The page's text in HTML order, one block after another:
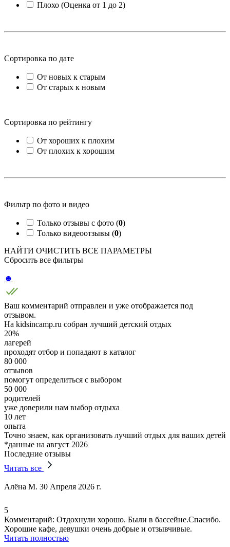
Плохо (Оценка от 1 до 2)
Сортировка по дате
От новых к старым
От старых к новым
Сортировка по рейтингу
От хороших к плохим
От плохих к хорошим
Фильтр по фото и видео
Только отзывы с фото (0)
Только видеоотзывы (0)
НАЙТИ ОЧИСТИТЬ ВСЕ ПАРАМЕТРЫ
Сбросить все фильтры
☻
Ваш комментарий отправлен и уже отображается под
отзывом.
На kidsincamp.ru собран лучший детский отдых
20%
лагерей
проходят отбор и попадают в каталог
80 000
отзывов
помогут определиться с выбором
50 000
родителей
уже доверили нам выбор отдыха
10 лет
опыта
Точно знаем, как организовать лучший отдых для ваших детей
*данные на август 2026
Последние отзывы
Читать все
Алёна М. 30 Апреля 2026 г.
5
Комментарий: Отдохнули хорошо. Были в бассейне.Спасибо.
Хорошие кафе, девушки очень добрые и отзывчивые.
Читать полностью